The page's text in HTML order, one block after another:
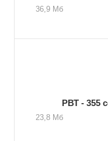
36,9 Мб
РВТ - 355
23,8 Мб